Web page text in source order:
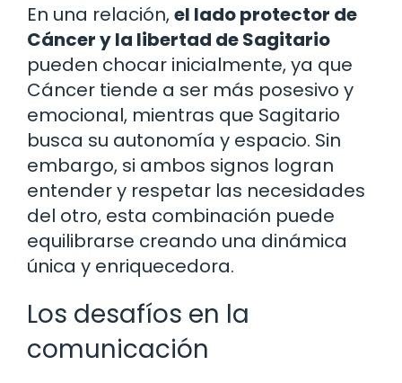
En una relación,el lado protector de
Cáncer y la libertad de Sagitario
pueden chocar inicialmente, ya que
Cáncer tiende a ser más posesivo y
emocional, mientras que Sagitario
busca su autonomía y espacio. Sin
embargo, si ambos signos logran
entender y respetar las necesidades
del otro, esta combinación puede
equilibrarse creando una dinámica
única y enriquecedora.
Los desafíos en la
comunicación